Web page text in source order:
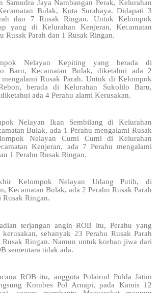
Samudra Jaya Nambangan Perak, Kelurahan
Bulak, Kota Surabaya. Didapati 3
dan 7 Rusak Ringan. Untuk Kelompok
yang di Kelurahan Kenjeran, Kecamatan
Rusak Parah dan 1 Rusak Ringan.
Nelayan Kepiting yang berada di
Baru, Kecamatan Bulak, diketahui ada 2
Rusak Parah. Untuk di Kelompok
berada di Kelurahan Sukolilo Baru,
ada 4 Perahu alami Kerusakan.
Nelayan Ikan Sembilang di Kelurahan
Bulak, ada 1 Perahu mengalami Rusak
Nelayan Cumi Cumi di Kelurahan
Kenjeran, ada 7 Perahu mengalami
1 Perahu Rusak Ringan.
Kelompok Nelayan Udang Putih, di
Kecamatan Bulak, ada 2 Perahu Rusak Parah
Rusak Ringan.
terjangan angin ROB itu, Perahu yang
sebanyak 23 Perahu Rusak Parah
Rusak Ringan. Namun untuk korban jiwa dari
sementara tidak ada.
ROB itu, anggota Polairud Polda Jatim
Kombes Pol Arnapi, pada Kamis 12